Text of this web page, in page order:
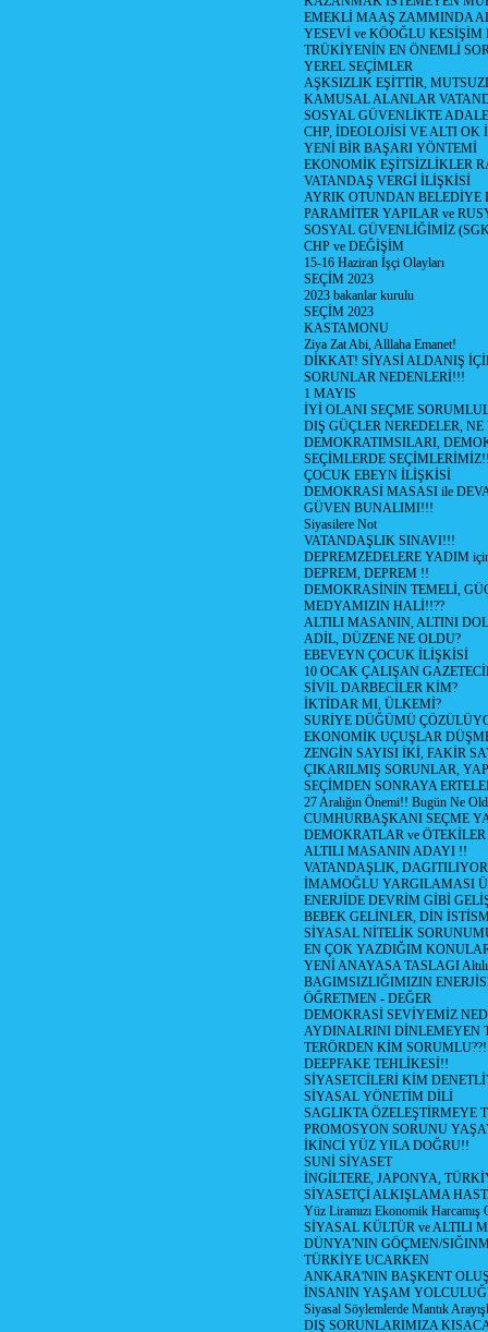
EMEKLİ MAAŞ ZAMMINDA
YESEVİ ve KÖOĞLU
TRÜKİYENİN EN ÖNEMLİ
YEREL SEÇİMLER
AŞKSIZLIK EŞİTTİR,
KAMUSAL ALANLAR
SOSYAL GÜVENLİKTE
CHP, İDEOLOJİSİ VE ALTI OK
YENİ BİR BAŞARI YÖNTEMİ
EKONOMİK EŞİTSİZLİKLER
VATANDAŞ VERGİ İLİŞKİSİ
AYRIK OTUNDAN
PARAMİTER YAPILAR ve
SOSYAL GÜVENLİĞİMİZ
CHP ve DEĞİŞİM
15-16 Haziran İşçi Olayları
SEÇİM 2023
2023 bakanlar kurulu
SEÇİM 2023
KASTAMONU
Ziya Zat Abi, Alllaha Emanet!
DİKKAT! SİYASİ ALDANIŞ
SORUNLAR NEDENLERİ!!!
1 MAYIS
İYİ OLANI SEÇME
DIŞ GÜÇLER NEREDELER,
DEMOKRATIMSILARI,
SEÇİMLERDE
ÇOCUK EBEYN İLİŞKİSİ
DEMOKRASİ MASASI ile
GÜVEN BUNALIMI!!!
Siyasilere Not
VATANDAŞLIK SINAVI!!!
DEPREMZEDELERE YADIM
DEPREM, DEPREM !!
DEMOKRASİNİN TEMELİ,
MEDYAMIZIN HALİ!!??
ALTILI MASANIN, ALTINI
ADİL, DÜZENE NE OLDU?
EBEVEYN ÇOCUK İLİŞKİSİ
10 OCAK ÇALIŞAN
SİVİL DARBECİLER KİM?
İKTİDAR MI, ÜLKEMİ?
SURİYE DÜĞÜMÜ
EKONOMİK UÇUŞLAR
ZENGİN SAYISI İKİ, FAKİR
ÇIKARILMIŞ SORUNLAR,
SEÇİMDEN SONRAYA
27 Aralığın Önemi!! Bugün Ne
CUMHURBAŞKANI SEÇME
DEMOKRATLAR ve ÖTEKİLER
ALTILI MASANIN ADAYI !!
VATANDAŞLIK,
İMAMOĞLU YARGILAMASI
ENERJİDE DEVRİM GİBİ
BEBEK GELİNLER, DİN
SİYASAL NİTELİK
EN ÇOK YAZDIĞIM
YENİ ANAYASA TASLAGI Altılı
BAGIMSIZLIĞIMIZIN
ÖĞRETMEN - DEĞER
DEMOKRASİ SEVİYEMİZ
AYDINALRINI DİNLEMEYEN
TERÖRDEN KİM
DEEPFAKE TEHLİKESİ!!
SİYASETCİLERİ KİM
SİYASAL YÖNETİM DİLİ
SAGLIKTA ÖZELEŞTİRMEYE
PROMOSYON SORUNU
İKİNCİ YÜZ YILA DOĞRU!!
SUNİ SİYASET
İNGİLTERE, JAPONYA,
SİYASETÇİ ALKIŞLAMA
Yüz Liramızı Ekonomik Harcamış
SİYASAL KÜLTÜR ve ALTILI
DÜNYA'NIN GÖÇMEN/
TÜRKİYE UCARKEN
ANKARA'NIN BAŞKENT
İNSANIN YAŞAM
Siyasal Söylemlerde Mantık
DIŞ SORUNLARIMIZA